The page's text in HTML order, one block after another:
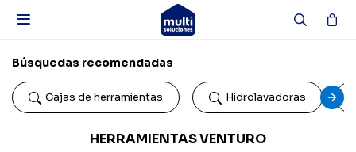

Búsquedas recomendadas
Cajas de herramientas Hidrolavadoras
HERRAMIENTAS VENTURO